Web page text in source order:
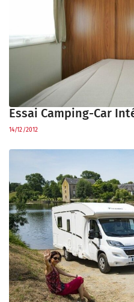
Essai Camping-Car
14/12/2012